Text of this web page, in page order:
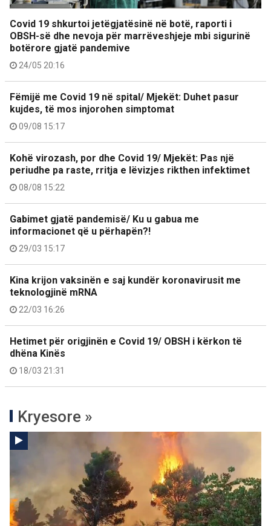
Covid 19 shkurtoi jetëgjatësinë në botë, raporti i
OBSH-së dhe nevoja për marrëveshjeje mbi sigurinë
botërore gjatë pandemive
24/05 20:16
Fëmijë me Covid 19 në spital/ Mjekët: Duhet pasur
kujdes, të mos injorohen simptomat
09/08 15:17
Kohë virozash, por dhe Covid 19/ Mjekët: Pas një
periudhe pa raste, rritja e lëvizjes rikthen infektimet
08/08 15:22
Gabimet gjatë pandemisë/ Ku u gabua me
informacionet që u përhapën?!
29/03 15:17
Kina krijon vaksinën e saj kundër koronavirusit me
teknologjinë mRNA
22/03 16:26
Hetimet për origjinën e Covid 19/ OBSH i kërkon të
dhëna Kinës
18/03 21:31
Kryesore »